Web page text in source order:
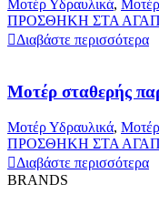
Μοτέρ Υδραυλικά,
ΠΡΟΣΘΗΚΗ ΣΤΑ
Διαβάστε περισσότερα
Μοτέρ σταθερής
Μοτέρ Υδραυλικά,
ΠΡΟΣΘΗΚΗ ΣΤΑ
Διαβάστε περισσότερα
BRANDS